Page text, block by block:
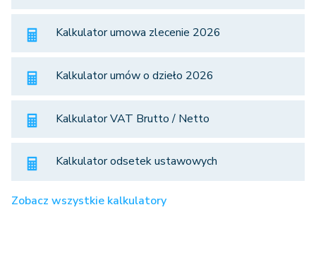
Kalkulator umowa zlecenie 2026
Kalkulator umów o dzieło 2026
Kalkulator VAT Brutto / Netto
Kalkulator odsetek ustawowych
Zobacz wszystkie kalkulatory